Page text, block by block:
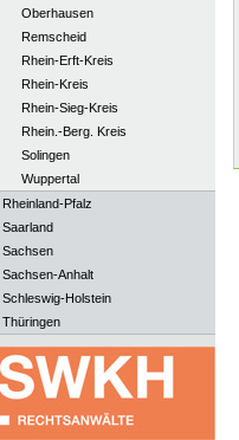
Oberhausen
Remscheid
Rhein-Erft-Kreis
Rhein-Kreis
Rhein-Sieg-Kreis
Rhein.-Berg. Kreis
Solingen
Wuppertal
Rheinland-Pfalz
Saarland
Sachsen
Sachsen-Anhalt
Schleswig-Holstein
Thüringen